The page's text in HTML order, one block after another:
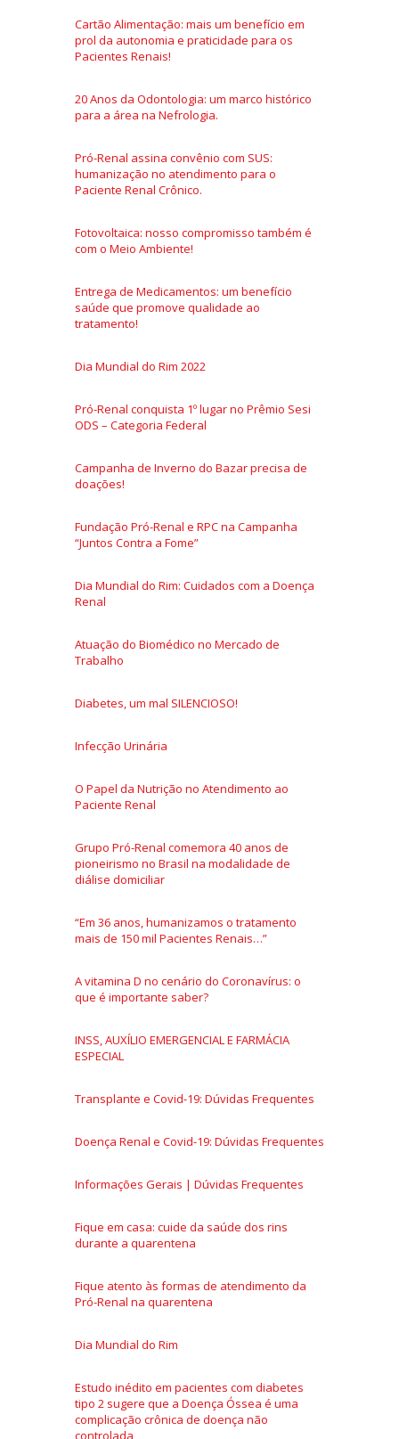
Cartão Alimentação: mais um benefício em
prol da autonomia e praticidade para os
Pacientes Renais!
20 Anos da Odontologia: um marco histórico
para a área na Nefrologia.
Pró-Renal assina convênio com SUS:
humanização no atendimento para o
Paciente Renal Crônico.
Fotovoltaica: nosso compromisso também é
com o Meio Ambiente!
Entrega de Medicamentos: um benefício
saúde que promove qualidade ao
tratamento!
Dia Mundial do Rim 2022
Pró-Renal conquista 1º lugar no Prêmio Sesi
ODS – Categoria Federal
Campanha de Inverno do Bazar precisa de
doações!
Fundação Pró-Renal e RPC na Campanha
“Juntos Contra a Fome”
Dia Mundial do Rim: Cuidados com a Doença
Renal
Atuação do Biomédico no Mercado de
Trabalho
Diabetes, um mal SILENCIOSO!
Infecção Urinária
O Papel da Nutrição no Atendimento ao
Paciente Renal
Grupo Pró-Renal comemora 40 anos de
pioneirismo no Brasil na modalidade de
diálise domiciliar
“Em 36 anos, humanizamos o tratamento
mais de 150 mil Pacientes Renais…”
A vitamina D no cenário do Coronavírus: o
que é importante saber?
INSS, AUXÍLIO EMERGENCIAL E FARMÁCIA
ESPECIAL
Transplante e Covid-19: Dúvidas Frequentes
Doença Renal e Covid-19: Dúvidas Frequentes
Informações Gerais | Dúvidas Frequentes
Fique em casa: cuide da saúde dos rins
durante a quarentena
Fique atento às formas de atendimento da
Pró-Renal na quarentena
Dia Mundial do Rim
Estudo inédito em pacientes com diabetes
tipo 2 sugere que a Doença Óssea é uma
complicação crônica de doença não
controlada